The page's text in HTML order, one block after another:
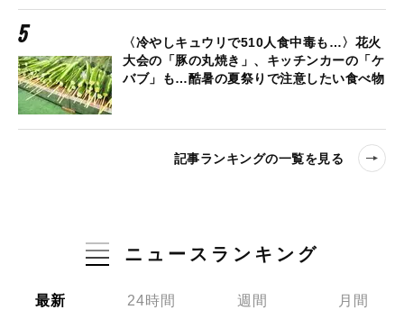
〈冷やしキュウリで510人食中毒も…〉花火
大会の「豚の丸焼き」、キッチンカーの「ケ
バブ」も…酷暑の夏祭りで注意したい食べ物
記事ランキングの一覧を見る
ニュースランキング
最新 24時間 週間 月間